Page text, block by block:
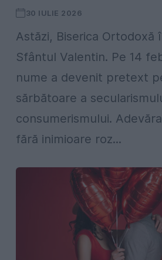
30 IULIE 2026
Astăzi, Biserica Ortodoxă
Sfântul Valentin. Pe 14
nume a devenit pretext
sărbătoare a
consumerismului.
fără inimioare roz...